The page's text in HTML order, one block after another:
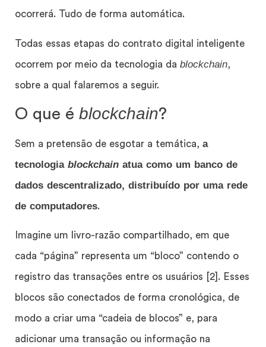
ocorrerá. Tudo de forma automática.
Todas essas etapas do contrato digital inteligente
ocorrem por meio da tecnologia da blockchain,
sobre a qual falaremos a seguir.
O que é blockchain?
Sem a pretensão de esgotar a temática, a
tecnologia blockchain atua como um banco de
dados descentralizado, distribuído por uma rede
de computadores.
Imagine um livro-razão compartilhado, em que
cada “página” representa um “bloco” contendo o
registro das transações entre os usuários [2]. Esses
blocos são conectados de forma cronológica, de
modo a criar uma “cadeia de blocos” e, para
adicionar uma transação ou informação na